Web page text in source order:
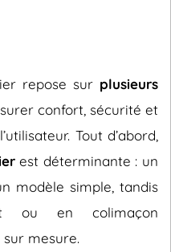
repose sur plusieurs
confort, sécurité et
Tout d’abord,
est déterminante : un
modèle simple, tandis
ou en colimaçon
mesure.